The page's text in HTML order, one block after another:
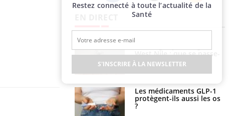
Facebook Twitter Instagram
West Nile : que se passe-
t-il dans le sud de la
France ?
Les médicaments GLP-1
protègent-ils aussi les os
?
Restez connecté à toute l’actualité de la
Santé
S'INSCRIRE À LA NEWSLETTER